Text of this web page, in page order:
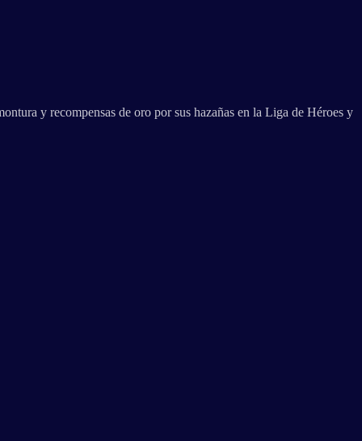
y recompensas de oro por sus hazañas en la Liga de Héroes y